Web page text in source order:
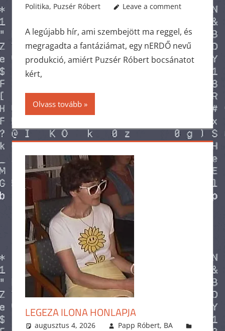
Politika, Puzsér Róbert Leave a comment
A legújabb hír, ami szembejött ma reggel, és
megragadta a fantáziámat, egy nERDŐ nevű
produkció, amiért Puzsér Róbert bocsánatot
kért,
Olvass tovább
LEGEZA ILONA HONLAPJA
augusztus 4, 2026
Papp Róbert, BA